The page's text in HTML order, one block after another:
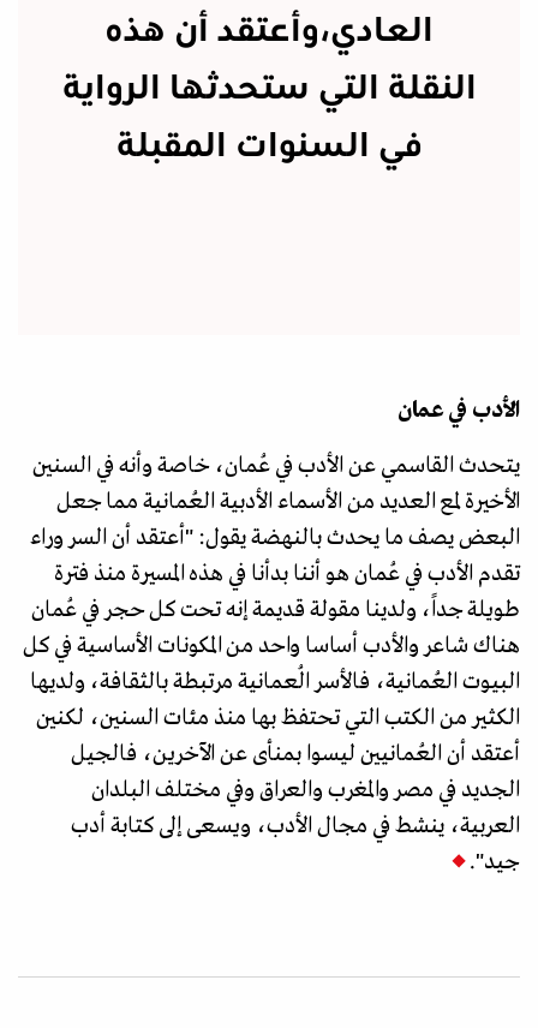
العادي،وأعتقد أن هذه
النقلة التي ستحدثها الرواية
في السنوات المقبلة
الأدب في عمان
يتحدث القاسمي عن الأدب في عُمان، خاصة وأنه في السنين
الأخيرة لمع العديد من الأسماء الأدبية العُمانية مما جعل
البعض يصف ما يحدث بالنهضة يقول: "أعتقد أن السر وراء
تقدم الأدب في عُمان هو أننا بدأنا في هذه المسيرة منذ فترة
طويلة جداً، ولدينا مقولة قديمة إنه تحت كل حجر في عُمان
هناك شاعر والأدب أساسا واحد من المكونات الأساسية في كل
البيوت العُمانية، فالأسر الُعمانية مرتبطة بالثقافة، ولديها
الكثير من الكتب التي تحتفظ بها منذ مئات السنين، لكنين
أعتقد أن العُمانيين ليسوا بمنأى عن الآخرين، فالجيل
الجديد في مصر والمغرب والعراق وفي مختلف البلدان
العربية، ينشط في مجال الأدب، ويسعى إلى كتابة أدب
جيد".